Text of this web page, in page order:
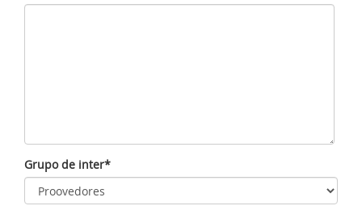
Grupo de inter*